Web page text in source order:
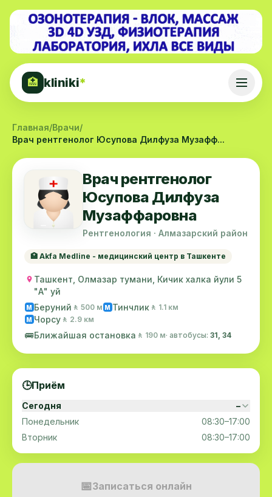
🏥 kliniki*
Главная/Врачи/
Врач рентгенолог Юсупова Дилфуза Музафф...
Врач рентгенолог
Юсупова Дилфуза
Музаффаровна
Рентгенология · Алмазарский район
🏥 Akfa Medline - медицинский центр в Ташкенте
Ташкент, Олмазар тумани, Кичик халка йули 5
"А" уй
M Беруний 🚶 500 м M Тинчлик 🚶 1.1 км
M Чорсу 🚶 2.9 км
🚌Ближайшая остановка 🚶 190 м· автобусы: 31, 34
🕒Приём
Сегодня
–
Понедельник
08:30–17:00
Вторник
08:30–17:00
📅Записаться онлайн